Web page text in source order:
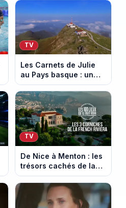
TV
Les Carnets de Julie
au Pays basque : un
banquet au sommet de
la Rhune
TV
De Nice à Menton : les
trésors cachés de la
French Riviera dévoilés
dans les 100 lieux qu'il
faut voir